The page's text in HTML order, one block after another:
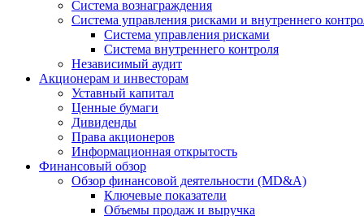
Система вознаграждения
Система управления рисками и внутреннего
Система управления рисками
Система внутреннего контроля
Независимый аудит
Акционерам и инвесторам
Уставный капитал
Ценные бумаги
Дивиденды
Права акционеров
Информационная открытость
Финансовый обзор
Обзор финансовой деятельности (MD&A)
Ключевые показатели
Объемы продаж и выручка